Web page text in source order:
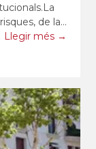
de la
la
Llegir més →